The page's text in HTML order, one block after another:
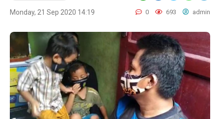
Monday, 21 Sep 2020 14:19 0 693 admin